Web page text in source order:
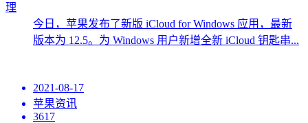
理
今日，苹果发布了新版 iCloud for Windows 应用，最新
版本为 12.5。为 Windows 用户新增全新 iCloud 钥匙串...
2021-08-17
苹果资讯
3617